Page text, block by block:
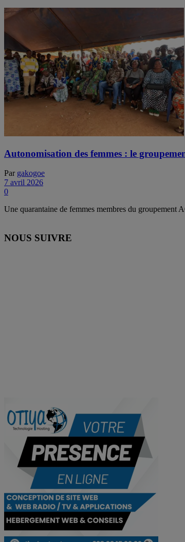
Autonomisation des femmes : le
Par gakogoe
7 avril 2026
0
Une quarantaine de femmes membres du
NOUS SUIVRE